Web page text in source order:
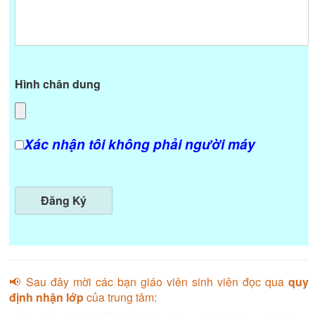
Hình chân dung
Xác nhận tôi không phải người máy
📢 Sau đây mời các bạn giáo viên sinh viên đọc qua quy
định nhận lớpcủa trung tâm: